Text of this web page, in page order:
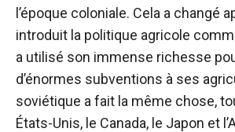
l’époque coloniale. Cela a changé
introduit la politique agricole
a utilisé son immense richesse
d’énormes subventions à ses
soviétique a fait la même chose,
États-Unis, le Canada, le Japon et